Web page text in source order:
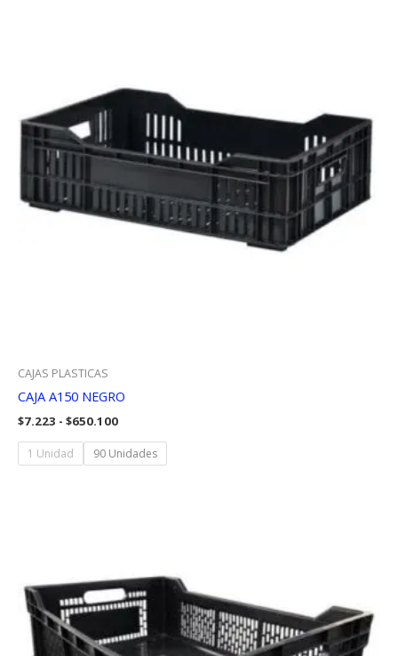
CAJAS PLASTICAS
CAJA A150 NEGRO
$7.223 - $650.100Rango
precios:
desde
1 Unidad 90 Unidades